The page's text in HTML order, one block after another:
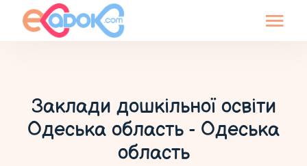
Заклади дошкільної освіти
Одеська область - Одеська
область